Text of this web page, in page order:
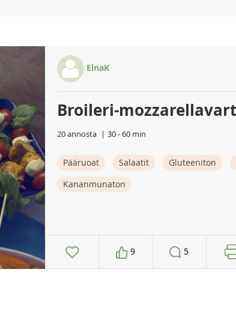
ElnaK
Broileri-
20 annosta 30 - 60 min
Pääruoat Salaatit Gluteeniton
Kananmunaton
9 5